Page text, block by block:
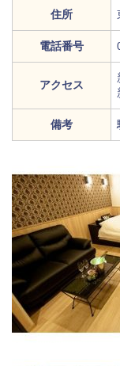
住所
電話番号
アクセス
備考